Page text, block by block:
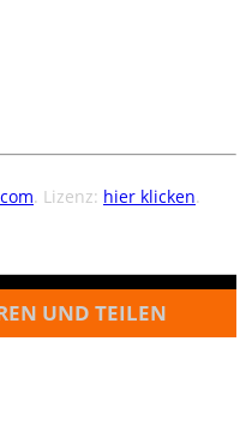
. Lizenz: hier klicken.
UND TEILEN